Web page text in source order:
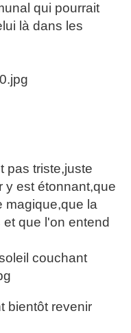
qui pourrait
là dans les
pas triste,juste
y est étonnant,que
magique,que la
que l'on entend
couchant
bientôt revenir